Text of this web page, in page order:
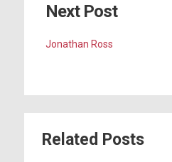
Next Post
Jonathan Ross
Related Posts